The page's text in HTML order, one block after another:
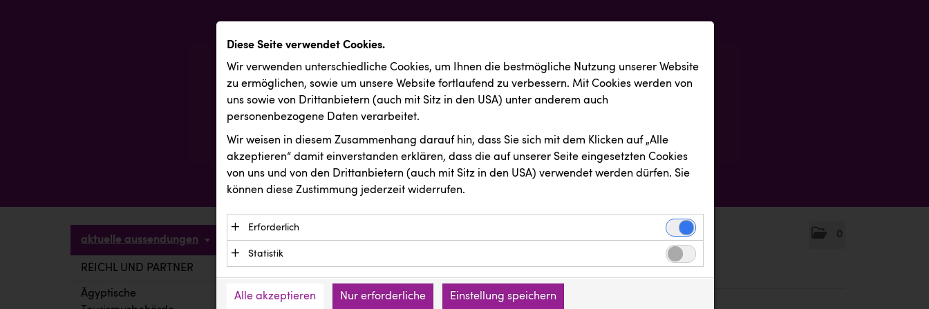
0
aktuelle aussendungen
REICHL UND PARTNER
Ägyptische
Diese Seite verwendet Cookies.
Wir verwenden unterschiedliche Cookies, um Ihnen die best­mögliche Nutzung unserer Website
zu ermöglichen, sowie um unsere Website fortlaufend zu verbessern. Mit Cookies werden von
uns sowie von Drittanbietern (auch mit Sitz in den USA) unter anderem auch
personenbezogene Daten verarbeitet.
Wir weisen in diesem Zusammenhang darauf hin, dass Sie sich mit dem Klicken auf „Alle
akzeptieren“ damit ein­ver­standen erklären, dass die auf unserer Seite eingesetzten Cookies
von uns und von den Drittanbietern (auch mit Sitz in den USA) verwendet werden dürfen. Sie
können diese Zustimmung jederzeit widerrufen.
Erforderlich
Essenzielle Cookies ermöglichen grundlegende Funktionen und sind für die einwandfreie
Funktion der Website erforderlich. Diese Cookies speichern keine personenbezogenen
Daten und werden an keine Dritten übermittelt.
Anbieter: Eigentümer der Website (Erstanbieter)
Statistik
verstehen, wie unsere Besucher unsere Website nutzen.
Alle akzeptieren Nur erforderliche Einstellung speichern